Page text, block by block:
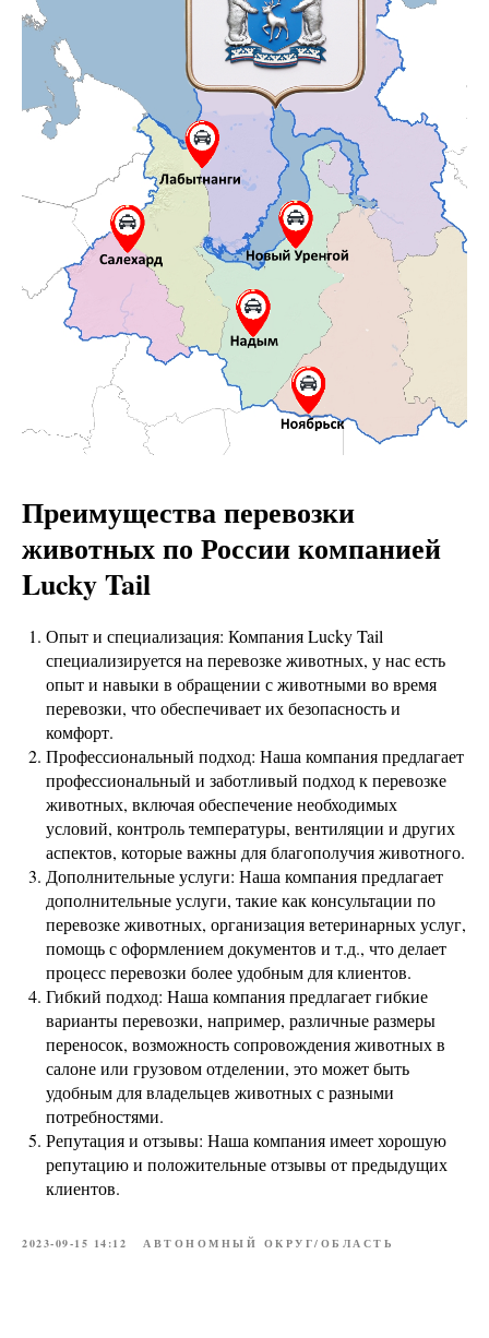
Преимущества перевозки
животных по России компанией
Lucky Tail
Опыт и специализация: Компания Lucky Tail
специализируется на перевозке животных, у нас есть
опыт и навыки в обращении с животными во время
перевозки, что обеспечивает их безопасность и
комфорт.
Профессиональный подход: Наша компания предлагает
профессиональный и заботливый подход к перевозке
животных, включая обеспечение необходимых
условий, контроль температуры, вентиляции и других
аспектов, которые важны для благополучия животного.
Дополнительные услуги: Наша компания предлагает
дополнительные услуги, такие как консультации по
перевозке животных, организация ветеринарных услуг,
помощь с оформлением документов и т.д., что делает
процесс перевозки более удобным для клиентов.
Гибкий подход: Наша компания предлагает гибкие
варианты перевозки, например, различные размеры
переносок, возможность сопровождения животных в
салоне или грузовом отделении, это может быть
удобным для владельцев животных с разными
потребностями.
Репутация и отзывы: Наша компания имеет хорошую
репутацию и положительные отзывы от предыдущих
клиентов.
2023-09-15 14:12 АВТОНОМНЫЙ ОКРУГ/ОБЛАСТЬ